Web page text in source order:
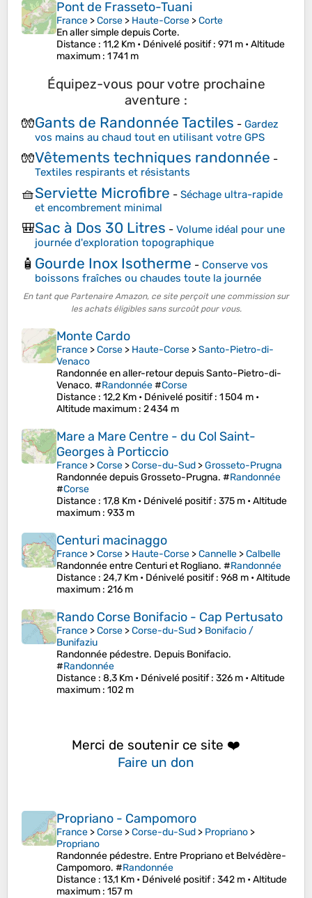
Pont de Frasseto-Tuani
France >Corse > Haute-Corse >Corte
En aller simple depuis Corte.
Distance : 11,2 Km • Dénivelé positif: 971 m •Altitude
maximum : 1 741 m
Équipez-vous pour votre prochaine
aventure :
🧤Gants de Randonnée Tactiles - Gardez
vos mains au chaud tout en utilisant votre GPS
🧤Vêtements techniques randonnée -
Textiles respirants et résistants
🧺Serviette Microfibre - Séchage ultra-rapide
et encombrement minimal
🎒Sac à Dos 30 Litres - Volume idéal pour une
journée d'exploration topographique
🧴 Gourde Inox Isotherme - Conserve vos
boissons fraîches ou chaudes toute la journée
En tant que Partenaire Amazon, ce site perçoit une commission sur
les achats éligibles sans surcoût pour vous.
Monte Cardo
France >Corse > Haute-Corse >Santo-Pietro-di-
Venaco
Randonnée en aller-retour depuis Santo-Pietro-di-
Venaco. #Randonnée#Corse
Distance : 12,2 Km • Dénivelé positif: 1 504 m •
Altitude maximum : 2 434 m
Mare a Mare Centre - du Col Saint-
Georges à Porticcio
France >Corse >Corse-du-Sud >Grosseto-Prugna
Randonnée depuis Grosseto-Prugna. #Randonnée
#Corse
Distance : 17,8 Km • Dénivelé positif: 375 m •Altitude
maximum : 933 m
Centuri macinaggo
France >Corse > Haute-Corse >Cannelle >Calbelle
Randonnée entre Centuri et Rogliano. #Randonnée
Distance : 24,7 Km • Dénivelé positif: 968 m •Altitude
maximum : 216 m
Rando Corse Bonifacio - Cap Pertusato
France >Corse >Corse-du-Sud > Bonifacio /
Bunifaziu
Randonnée pédestre. Depuis Bonifacio.
#Randonnée
Distance : 8,3 Km • Dénivelé positif: 326 m •Altitude
maximum : 102 m
Merci de soutenir ce site ❤️
Faire un don
Propriano - Campomoro
France >Corse >Corse-du-Sud > Propriano >
Propriano
Randonnée pédestre. Entre Propriano et Belvédère-
Campomoro. #Randonnée
Distance : 13,1 Km • Dénivelé positif: 342 m •Altitude
maximum : 157 m